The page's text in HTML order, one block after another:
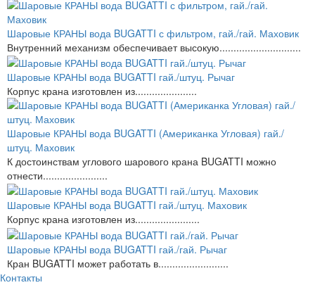
Шаровые КРАНЫ вода BUGATTI с фильтром, гай./гай. Маховик
Внутренний механизм обеспечивает высокую.............................
Шаровые КРАНЫ вода BUGATTI гай./штуц. Рычаг
Корпус крана изготовлен из......................
Шаровые КРАНЫ вода BUGATTI (Американка Угловая) гай./
штуц. Маховик
К достоинствам углового шарового крана BUGATTI можно
отнести.......................
Шаровые КРАНЫ вода BUGATTI гай./штуц. Маховик
Корпус крана изготовлен из.......................
Шаровые КРАНЫ вода BUGATTI гай./гай. Рычаг
Кран BUGATTI может работать в.........................
Контакты